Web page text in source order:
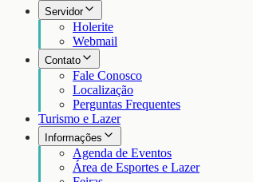
Servidor
Holerite
Webmail
Contato
Fale Conosco
Localização
Perguntas Frequentes
Turismo e Lazer
Informações
Agenda de Eventos
Área de Esportes e Lazer